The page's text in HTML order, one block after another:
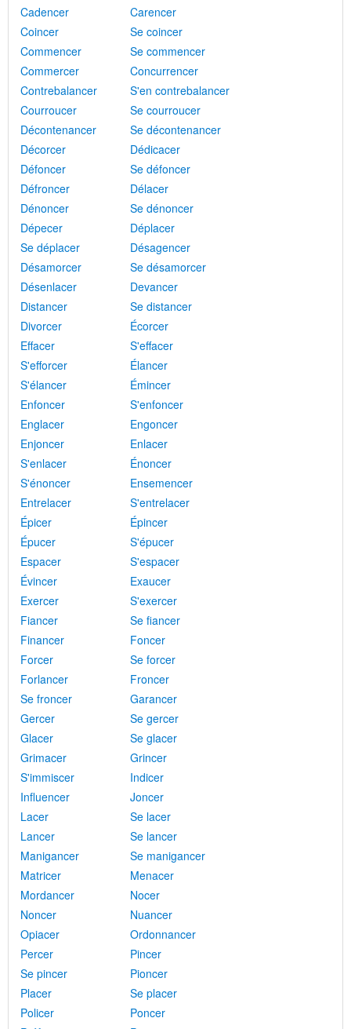
Cadencer
Carencer
Coincer
Se coincer
Commencer
Se commencer
Commercer
Concurrencer
Contrebalancer
S'en contrebalancer
Courroucer
Se courroucer
Décontenancer
Se décontenancer
Décorcer
Dédicacer
Défoncer
Se défoncer
Défroncer
Délacer
Dénoncer
Se dénoncer
Dépecer
Déplacer
Se déplacer
Désagencer
Désamorcer
Se désamorcer
Désenlacer
Devancer
Distancer
Se distancer
Divorcer
Écorcer
Effacer
S'effacer
S'efforcer
Élancer
S'élancer
Émincer
Enfoncer
S'enfoncer
Englacer
Engoncer
Enjoncer
Enlacer
S'enlacer
Énoncer
S'énoncer
Ensemencer
Entrelacer
S'entrelacer
Épicer
Épincer
Épucer
S'épucer
Espacer
S'espacer
Évincer
Exaucer
Exercer
S'exercer
Fiancer
Se fiancer
Financer
Foncer
Forcer
Se forcer
Forlancer
Froncer
Se froncer
Garancer
Gercer
Se gercer
Glacer
Se glacer
Grimacer
Grincer
S'immiscer
Indicer
Influencer
Joncer
Lacer
Se lacer
Lancer
Se lancer
Manigancer
Se manigancer
Matricer
Menacer
Mordancer
Nocer
Noncer
Nuancer
Opiacer
Ordonnancer
Percer
Pincer
Se pincer
Pioncer
Placer
Se placer
Policer
Poncer